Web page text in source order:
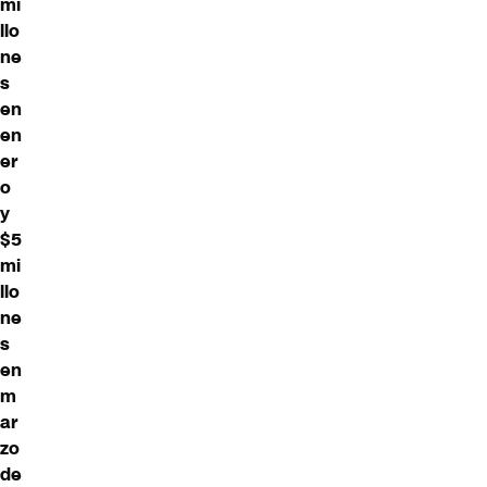
llo
ne
s
en
en
er
o
y
$5
mi
llo
ne
s
en
m
ar
zo
de